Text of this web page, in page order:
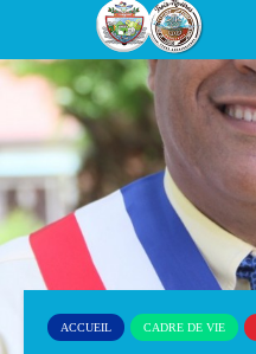
ACCUEIL CADRE DE VIE